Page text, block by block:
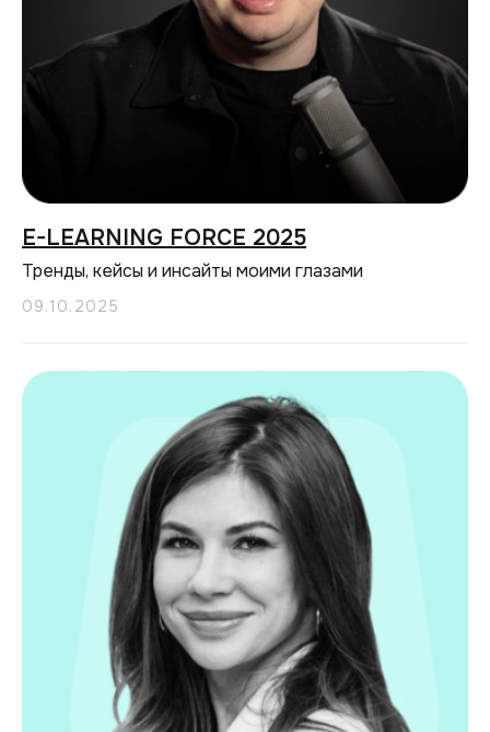
E-LEARNING FORCE 2025
Тренды, кейсы и инсайты моими глазами
09.10.2025